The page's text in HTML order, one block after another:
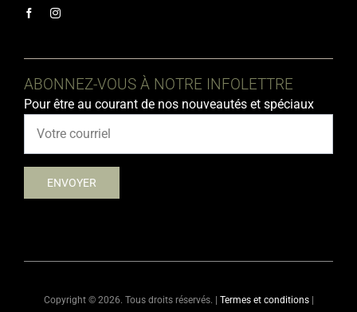
ABONNEZ-VOUS À NOTRE INFOLETTRE
Pour être au courant de nos nouveautés et spéciaux
Copyright © 2026. Tous droits réservés. | Termes et conditions|